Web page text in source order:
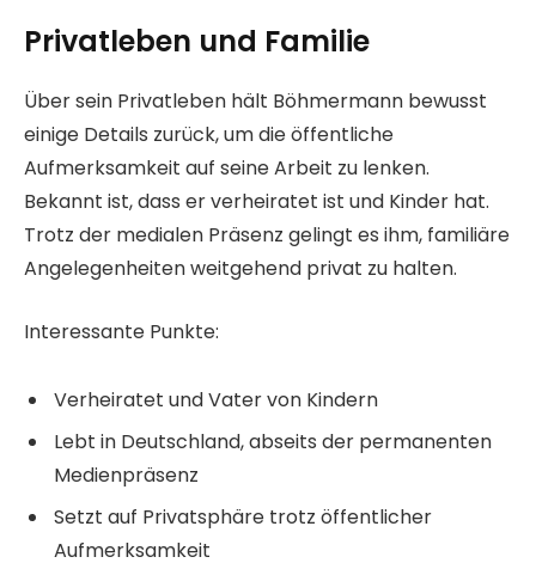
Privatleben und Familie
Über sein Privatleben hält Böhmermann bewusst
einige Details zurück, um die öffentliche
Aufmerksamkeit auf seine Arbeit zu lenken.
Bekannt ist, dass er verheiratet ist und Kinder hat.
Trotz der medialen Präsenz gelingt es ihm, familiäre
Angelegenheiten weitgehend privat zu halten.
Interessante Punkte:
Verheiratet und Vater von Kindern
Lebt in Deutschland, abseits der permanenten
Medienpräsenz
Setzt auf Privatsphäre trotz öffentlicher
Aufmerksamkeit